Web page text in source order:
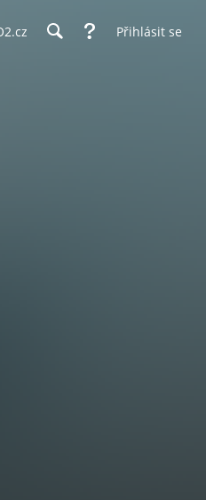
Přihlásit se